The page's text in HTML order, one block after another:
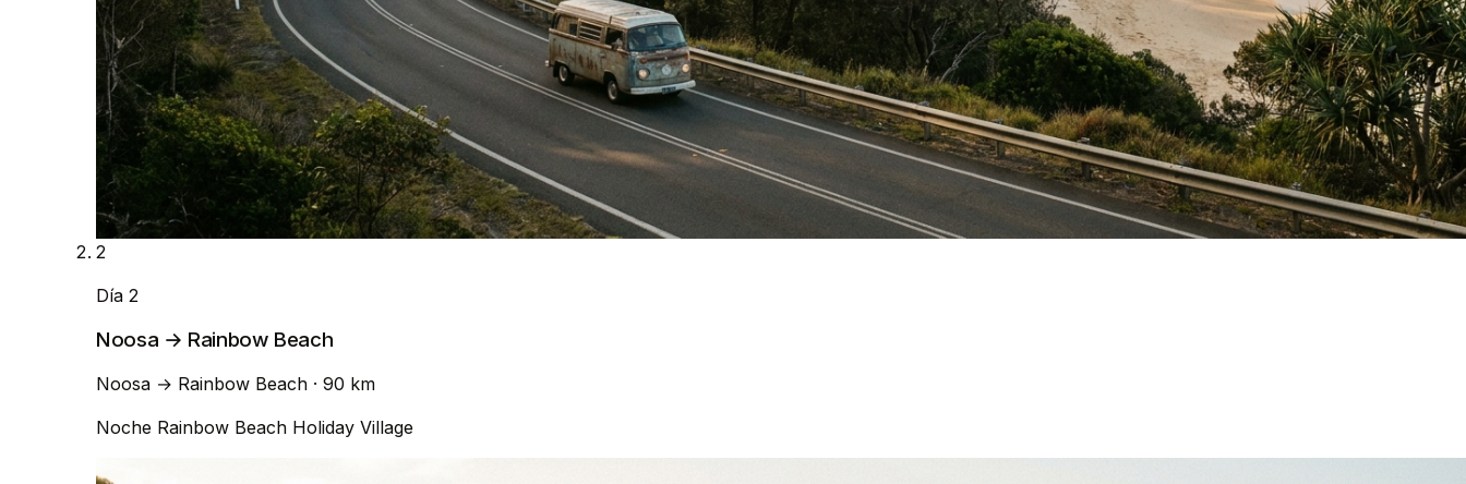
2
Día 2
Noosa → Rainbow Beach
Noosa → Rainbow Beach · 90 km
Noche Rainbow Beach Holiday Village